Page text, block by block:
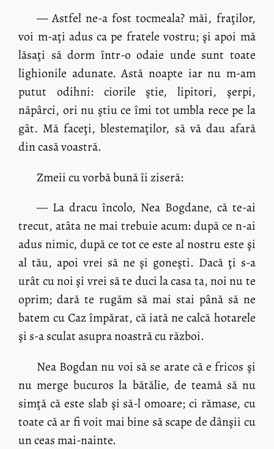
— Astfel ne-a fost tocmeala? măi, fraţilor,
voi m-aţi adus ca pe fratele vostru; şi apoi mă
lăsaţi să dorm într-o odaie unde sunt toate
lighionile adunate. Astă noapte iar nu m-am
putut odihni: ciorile ştie, lipitori, şerpi,
năpârci, ori nu ştiu ce îmi tot umbla rece pe la
gât. Mă faceţi, blestemaţilor, să vă dau afară
din casă voastră.
Zmeii cu vorbă bună îi ziseră:
— La dracu încolo, Nea Bogdane, că te-ai
trecut, atâta ne mai trebuie acum: după ce n-ai
adus nimic, după ce tot ce este al nostru este şi
al tău, apoi vrei să ne şi goneşti. Dacă ţi s-a
urât cu noi şi vrei să te duci la casa ta, noi nu te
oprim; dară te rugăm să mai stai până să ne
batem cu Caz împărat, că iată ne calcă hotarele
şi s-a sculat asupra noastră cu război.
Nea Bogdan nu voi să se arate că e fricos şi
nu merge bucuros la bătălie, de teamă să nu
simţă că este slab şi să-l omoare; ci rămase, cu
toate că ar fi voit mai bine să scape de dânşii cu
un ceas mai-nainte.